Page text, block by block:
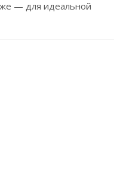
— для идеальной